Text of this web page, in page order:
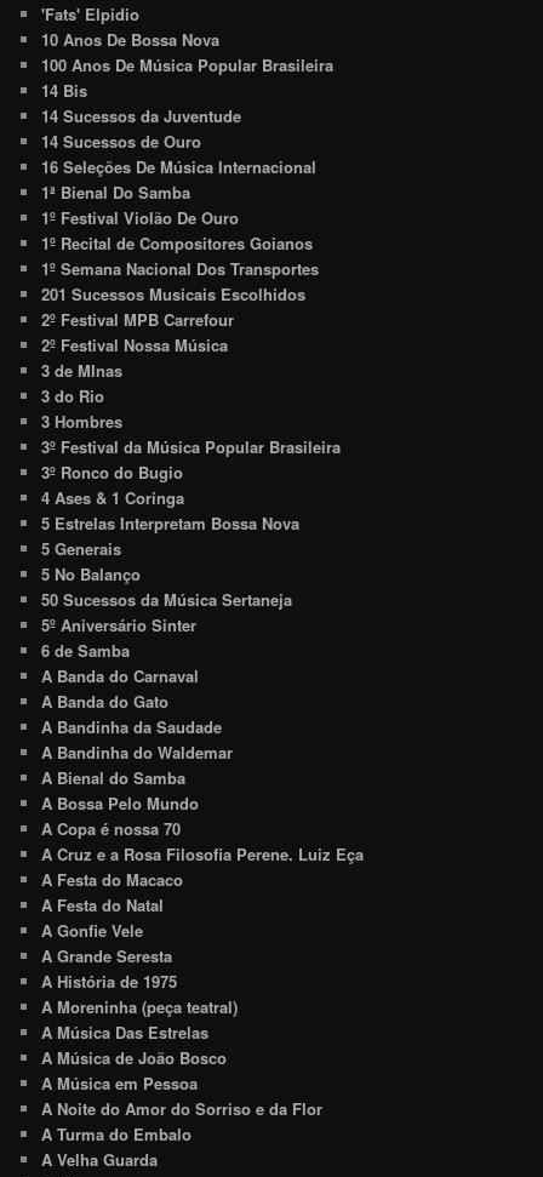
'Fats' Elpidio
10 Anos De Bossa Nova
100 Anos De Música Popular Brasileira
14 Bis
14 Sucessos da Juventude
14 Sucessos de Ouro
16 Seleções De Música Internacional
1ª Bienal Do Samba
1º Festival Violão De Ouro
1º Recital de Compositores Goianos
1º Semana Nacional Dos Transportes
201 Sucessos Musicais Escolhidos
2º Festival MPB Carrefour
2º Festival Nossa Música
3 de MInas
3 do Rio
3 Hombres
3º Festival da Música Popular Brasileira
3º Ronco do Bugio
4 Ases & 1 Coringa
5 Estrelas Interpretam Bossa Nova
5 Generais
5 No Balanço
50 Sucessos da Música Sertaneja
5º Aniversário Sinter
6 de Samba
A Banda do Carnaval
A Banda do Gato
A Bandinha da Saudade
A Bandinha do Waldemar
A Bienal do Samba
A Bossa Pelo Mundo
A Copa é nossa 70
A Cruz e a Rosa Filosofia Perene. Luiz Eça
A Festa do Macaco
A Festa do Natal
A Gonfie Vele
A Grande Seresta
A História de 1975
A Moreninha (peça teatral)
A Música Das Estrelas
A Música de João Bosco
A Música em Pessoa
A Noite do Amor do Sorriso e da Flor
A Turma do Embalo
A Velha Guarda